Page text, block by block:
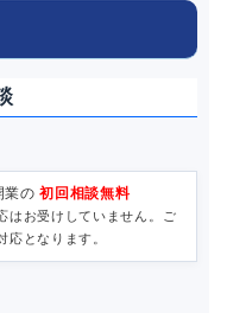
業の初回相談無料
はお受けしていません。ご
応となります。